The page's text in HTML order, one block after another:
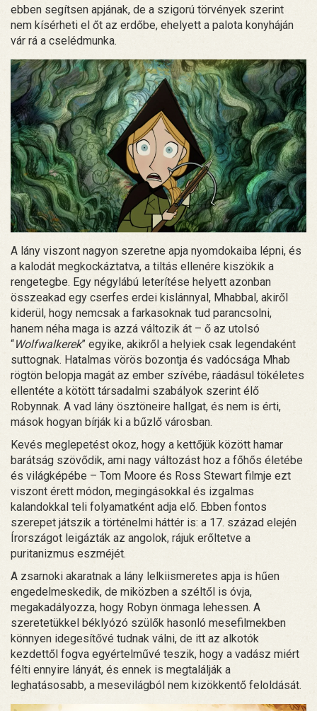
ebben segítsen apjának, de a szigorú törvények szerint
nem kísérheti el őt az erdőbe, ehelyett a palota konyháján
vár rá a cselédmunka.
A lány viszont nagyon szeretne apja nyomdokaiba lépni, és
a kalodát megkockáztatva, a tiltás ellenére kiszökik a
rengetegbe. Egy négylábú leterítése helyett azonban
összeakad egy cserfes erdei kislánnyal, Mhabbal, akiről
kiderül, hogy nemcsak a farkasoknak tud parancsolni,
hanem néha maga is azzá változik át – ő az utolsó
“Wolfwalkerek” egyike, akikről a helyiek csak legendaként
suttognak. Hatalmas vörös bozontja és vadócsága Mhab
rögtön belopja magát az ember szívébe, ráadásul tökéletes
ellentéte a kötött társadalmi szabályok szerint élő
Robynnak. A vad lány ösztöneire hallgat, és nem is érti,
mások hogyan bírják ki a bűzlő városban.
Kevés meglepetést okoz, hogy a kettőjük között hamar
barátság szövődik, ami nagy változást hoz a főhős életébe
és világképébe – Tom Moore és Ross Stewart filmje ezt
viszont érett módon, megingásokkal és izgalmas
kalandokkal teli folyamatként adja elő. Ebben fontos
szerepet játszik a történelmi háttér is: a 17. század elején
Írországot leigázták az angolok, rájuk erőltetve a
puritanizmus eszméjét.
A zsarnoki akaratnak a lány lelkiismeretes apja is hűen
engedelmeskedik, de miközben a széltől is óvja,
megakadályozza, hogy Robyn önmaga lehessen. A
szeretetükkel béklyózó szülők hasonló mesefilmekben
könnyen idegesítővé tudnak válni, de itt az alkotók
kezdettől fogva egyértelművé teszik, hogy a vadász miért
félti ennyire lányát, és ennek is megtalálják a
leghatásosabb, a mesevilágból nem kizökkentő feloldását.